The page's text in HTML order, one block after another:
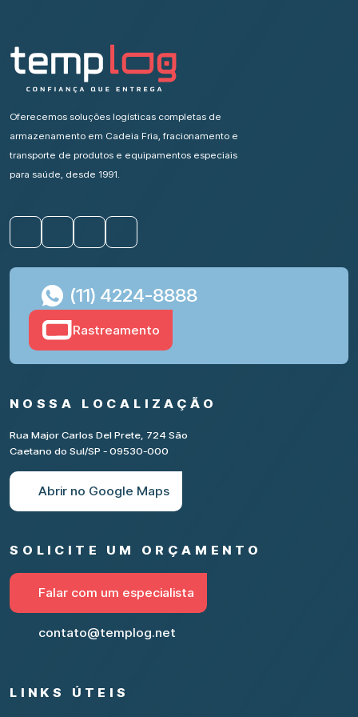
Oferecemos soluções logísticas completas de
armazenamento em Cadeia Fria, fracionamento e
transporte de produtos e equipamentos especiais
para saúde, desde 1991.
(11) 4224-8888
Rastreamento
NOSSA LOCALIZAÇÃO
Rua Major Carlos Del Prete, 724 São
Caetano do Sul/SP - 09530-000
Abrir no Google Maps
SOLICITE UM ORÇAMENTO
Falar com um especialista
contato@templog.net
LINKS ÚTEIS